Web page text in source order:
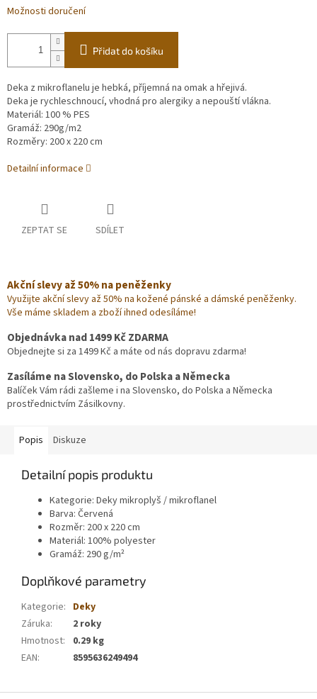
Možnosti doručení
Přidat do košíku
Deka z mikroflanelu je hebká, příjemná na omak a hřejivá.
Deka je rychleschnoucí, vhodná pro alergiky a nepouští vlákna.
Materiál: 100 % PES
Gramáž: 290g/m2
Rozměry: 200 x 220 cm
Detailní informace
ZEPTAT SE SDÍLET
Akční slevy až 50% na peněženky
Využijte akční slevy až 50% na kožené pánské a dámské peněženky.
Vše máme skladem a zboží ihned odesíláme!
Objednávka nad 1499 Kč ZDARMA
Objednejte si za 1499 Kč a máte od nás dopravu zdarma!
Zasíláme na Slovensko, do Polska a Německa
Balíček Vám rádi zašleme i na Slovensko, do Polska a Německa
prostřednictvím Zásilkovny.
Popis Diskuze
Detailní popis produktu
Kategorie: Deky mikroplyš / mikroflanel
Barva: Červená
Rozměr: 200 x 220 cm
Materiál: 100% polyester
Gramáž: 290 g/m²
Doplňkové parametry
Kategorie: Deky
Záruka:
2 roky
Hmotnost:
0.29 kg
EAN: 8595636249494